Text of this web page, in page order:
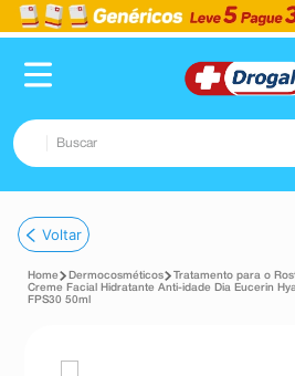
Buscar
1º fralda
2º dipirona
tadalafila
Voltar
Dermocosméticos
Tratamento para o
Creme Facial Hidratante Anti-idade Dia Eucerin
FPS30 50ml